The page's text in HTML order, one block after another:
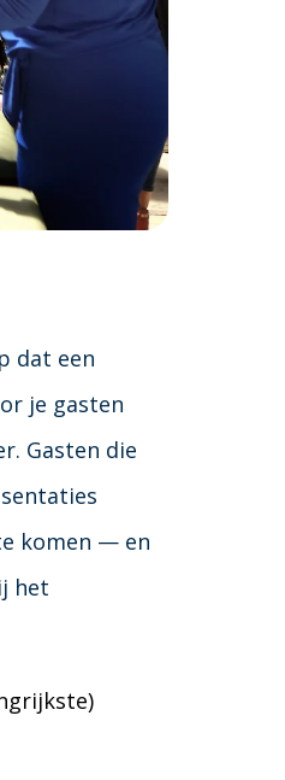
dat een
je gasten
Gasten die
komen — en
het